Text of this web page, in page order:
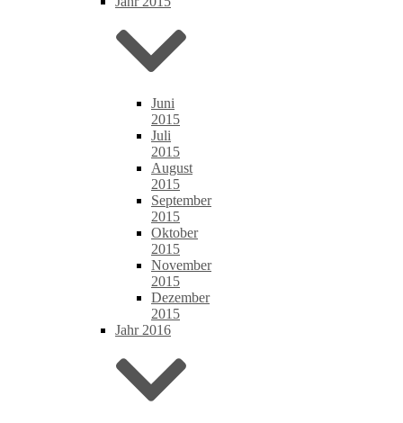
Juni
2015
Juli
2015
August
2015
September
2015
Oktober
2015
November
2015
Dezember
2015
Jahr 2016